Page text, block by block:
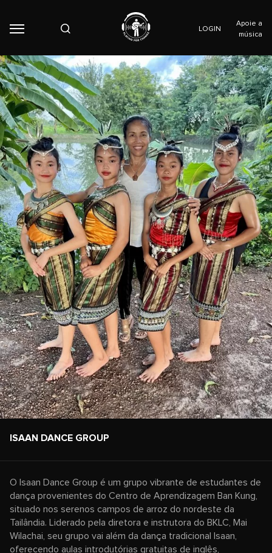
LOGIN
Apoie a
música
ISAAN DANCE GROUP
O Isaan Dance Group é um grupo vibrante de estudantes de
dança provenientes do Centro de Aprendizagem Ban Kung,
situado nos serenos campos de arroz do nordeste da
Tailândia. Liderado pela diretora e instrutora do BKLC, Mai
Wilachai, seu grupo vai além da dança tradicional Isaan,
oferecendo aulas introdutórias gratuitas de inglês,